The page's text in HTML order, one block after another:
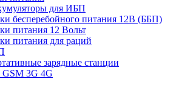
для ИБП
бесперебойного питания 12В (ББП)
питания 12 Вольт
питания для раций
зарядные станции
GSM 3G 4G